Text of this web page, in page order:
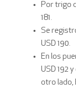
Por trigo
181.
Se
USD 190.
En los
USD 192
otro lado,